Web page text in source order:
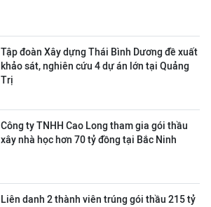
Tập đoàn Xây dựng Thái Bình Dương đề xuất
khảo sát, nghiên cứu 4 dự án lớn tại Quảng
Trị
Công ty TNHH Cao Long tham gia gói thầu
xây nhà học hơn 70 tỷ đồng tại Bắc Ninh
Liên danh 2 thành viên trúng gói thầu 215 tỷ